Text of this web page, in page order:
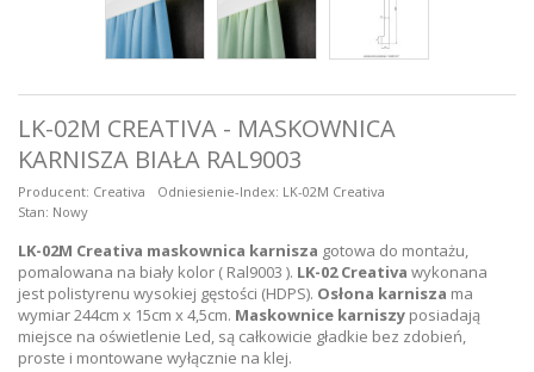
LK-02M CREATIVA - MASKOWNICA
KARNISZA BIAŁA RAL9003
Producent: Creativa Odniesienie-Index: LK-02M Creativa
Stan: Nowy
LK-02M Creativa maskownica karnisza gotowa do montażu,
pomalowana na biały kolor ( Ral9003 ). LK-02 Creativa wykonana
jest polistyrenu wysokiej gęstości (HDPS). Osłona karnisza ma
wymiar 244cm x 15cm x 4,5cm. Maskownice karniszy posiadają
miejsce na oświetlenie Led, są całkowicie gładkie bez zdobień,
proste i montowane wyłącznie na klej.